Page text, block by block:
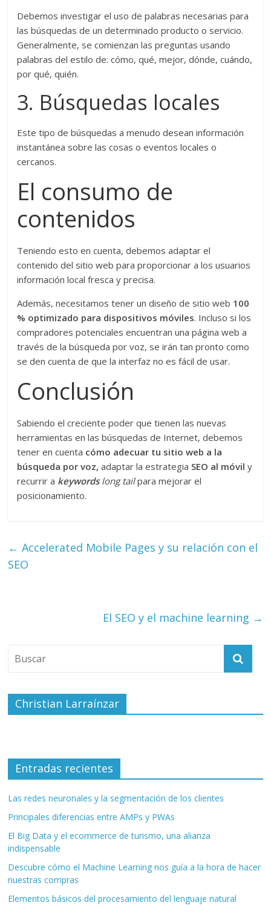
Debemos investigar el uso de palabras necesarias para
las búsquedas de un determinado producto o servicio.
Generalmente, se comienzan las preguntas usando
palabras del estilo de: cómo, qué, mejor, dónde, cuándo,
por qué, quién.
3. Búsquedas locales
Este tipo de búsquedas a menudo desean información
instantánea sobre las cosas o eventos locales o
cercanos.
El consumo de
contenidos
Teniendo esto en cuenta, debemos adaptar el
contenido del sitio web para proporcionar a los usuarios
información local fresca y precisa.
Además, necesitamos tener un diseño de sitio web 100
% optimizado para dispositivos móviles. Incluso si los
compradores potenciales encuentran una página web a
través de la búsqueda por voz, se irán tan pronto como
se den cuenta de que la interfaz no es fácil de usar.
Conclusión
Sabiendo el creciente poder que tienen las nuevas
herramientas en las búsquedas de Internet, debemos
tener en cuenta cómo adecuar tu sitio web a la
búsqueda por voz,adaptar la estrategia SEO al móvily
recurrir a keywordslongtailpara mejorar el
posicionamiento.
← Accelerated Mobile Pages y su relación con el
SEO
El SEO y el machine learning →
Christian Larraínzar
Entradas recientes
Las redes neuronales y la segmentación de los clientes
Principales diferencias entre AMPs y PWAs
El Big Data y el ecommerce de turismo, una alianza
indispensable
Descubre cómo el Machine Learning nos guía a la hora de hacer
nuestras compras
Elementos básicos del procesamiento del lenguaje natural